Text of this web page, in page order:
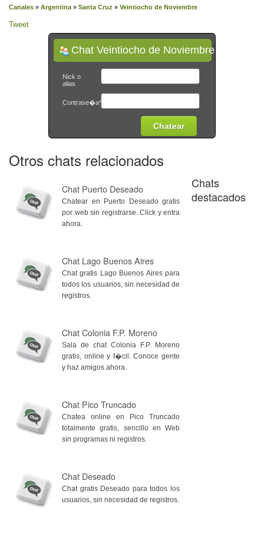
Canales » Argentina » Santa Cruz » Veintiocho de Noviembre
Tweet
Chat Veintiocho de Noviembre
Nick o
alias
Contrase�a*
Otros chats relacionados
Chat Puerto Deseado
Chatear en Puerto Deseado gratis
por web sin registrarse. Click y entra
ahora.
Chat Lago Buenos Aires
Chat gratis Lago Buenos Aires para
todos los usuarios, sin necesidad de
registros.
Chat Colonia F.P. Moreno
Sala de chat Colonia F.P. Moreno
gratis, online y f�cil. Conoce gente
y haz amigos ahora.
Chat Pico Truncado
Chatea online en Pico Truncado
totalmente gratis, sencillo en Web
sin programas ni registros.
Chat Deseado
Chat gratis Deseado para todos los
usuarios, sin necesidad de registros.
Chats
destacados